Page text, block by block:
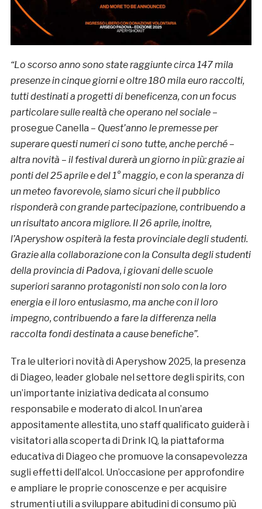
“Lo scorso anno sono state raggiunte circa 147 mila
presenze in cinque giorni e oltre 180 mila euro raccolti,
tutti destinati a progetti di beneficenza, con un focus
particolare sulle realtà che operano nel sociale –
prosegue Canella – Quest’anno le premesse per
superare questi numeri ci sono tutte, anche perché –
altra novità – il festival durerà un giorno in più: grazie ai
ponti del 25 aprile e del 1° maggio, e con la speranza di
un meteo favorevole, siamo sicuri che il pubblico
risponderà con grande partecipazione, contribuendo a
un risultato ancora migliore. Il 26 aprile, inoltre,
l’Aperyshow ospiterà la festa provinciale degli studenti.
Grazie alla collaborazione con la Consulta degli studenti
della provincia di Padova, i giovani delle scuole
superiori saranno protagonisti non solo con la loro
energia e il loro entusiasmo, ma anche con il loro
impegno, contribuendo a fare la differenza nella
raccolta fondi destinata a cause benefiche”.
Tra le ulteriori novità di Aperyshow 2025, la presenza
di Diageo, leader globale nel settore degli spirits, con
un’importante iniziativa dedicata al consumo
responsabile e moderato di alcol. In un’area
appositamente allestita, uno staff qualificato guiderà i
visitatori alla scoperta di Drink IQ, la piattaforma
educativa di Diageo che promuove la consapevolezza
sugli effetti dell’alcol. Un’occasione per approfondire
e ampliare le proprie conoscenze e per acquisire
strumenti utili a sviluppare abitudini di consumo più